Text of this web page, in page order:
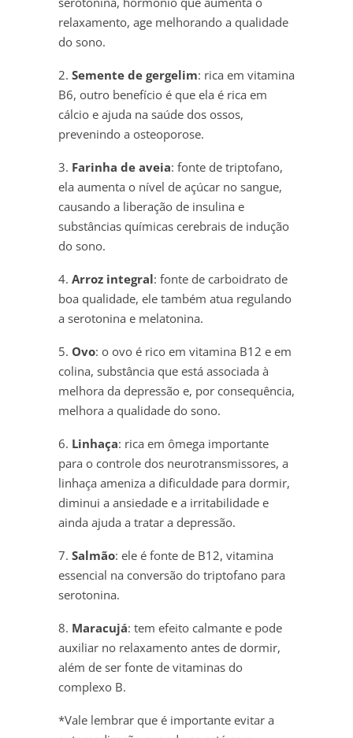
relaxamento, age melhorando a qualidade
do sono.
2. Semente de gergelim: rica em vitamina
B6, outro benefício é que ela é rica em
cálcio e ajuda na saúde dos ossos,
prevenindo a osteoporose.
3. Farinha de aveia: fonte de triptofano,
ela aumenta o nível de açúcar no sangue,
causando a liberação de insulina e
substâncias químicas cerebrais de indução
do sono.
4. Arroz integral: fonte de carboidrato de
boa qualidade, ele também atua regulando
a serotonina e melatonina.
5. Ovo: o ovo é rico em vitamina B12 e em
colina, substância que está associada à
melhora da depressão e, por consequência,
melhora a qualidade do sono.
6. Linhaça: rica em ômega importante
para o controle dos neurotransmissores, a
linhaça ameniza a dificuldade para dormir,
diminui a ansiedade e a irritabilidade e
ainda ajuda a tratar a depressão.
7. Salmão: ele é fonte de B12, vitamina
essencial na conversão do triptofano para
serotonina.
8. Maracujá: tem efeito calmante e pode
auxiliar no relaxamento antes de dormir,
além de ser fonte de vitaminas do
complexo B.
*Vale lembrar que é importante evitar a